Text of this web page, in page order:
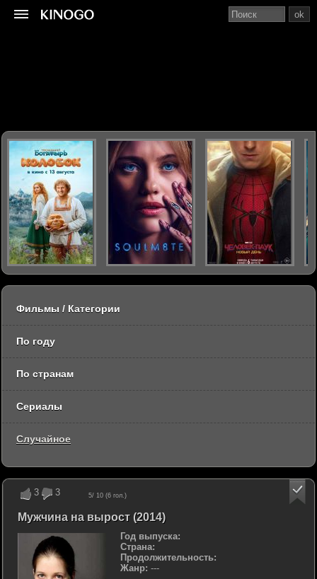
3 3 5/ 10 (6 гол.)
Мужчина на вырост (2014)
Год выпуска:
Страна:
Продолжительность:
Жанр: ---
ok
Фильмы / Категории
По году
По странам
Сериалы
Случайное